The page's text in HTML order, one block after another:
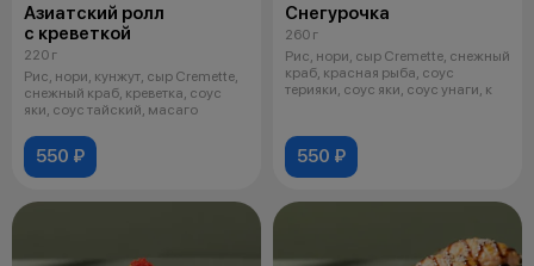
Азиатский ролл
с креветкой
220 г
Рис, нори, кунжут, сыр Cremette,
снежный краб, креветка, соус
яки, соус тайский, масаго
550 ₽
Снегурочка
260 г
Рис, нори, сыр Cremette, снежный
краб, красная рыба, соус
терияки, соус яки, соус унаги, к
550 ₽